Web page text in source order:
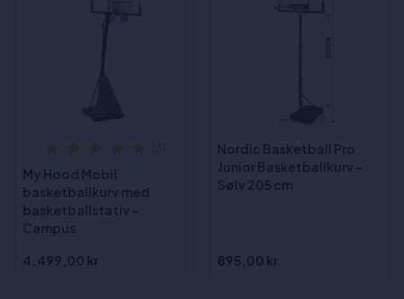
My Hood Mobil
basketballkurv med
basketballstativ -
Campus
4.499,00 kr
Nordic Basketball Pro
Junior Basketballkurv -
Sølv 205 cm
895,00 kr